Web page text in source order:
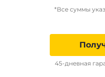
*Все суммы
45-дневная